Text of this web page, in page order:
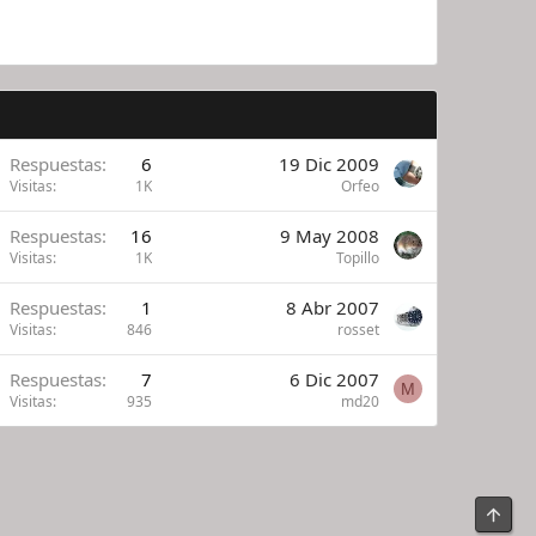
Respuestas 6
Visitas 1K
19 Dic 2009
Orfeo
Respuestas 16
Visitas 1K
9 May 2008
Topillo
Respuestas 1
Visitas 846
8 Abr 2007
rosset
Respuestas 7
Visitas 935
6 Dic 2007
md20
M